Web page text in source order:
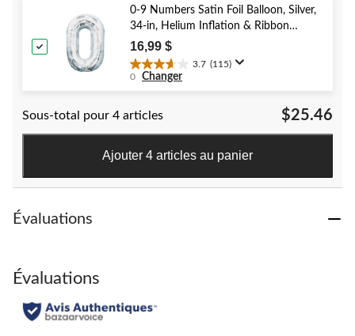
5.
6
évaluations
0-9 Numbers Satin Foil Balloon, Silver,
34-in, Helium Inflation & Ribbon
Included for Birthday/Graduation/New
Year's Eve/Anniversary
16,99 $
3.7 (115)
3.7
étoile(s)
5.
115
0 Changer
Sous-total pour 4 articles $25.46
Ajouter 4 articles au panier
Évaluations
Évaluations